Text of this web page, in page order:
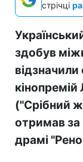
стрічці
здобув
("Срібний
отримав за
драмі